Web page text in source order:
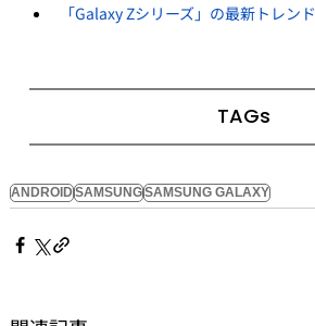
「Galaxy Zシリーズ」の最新トレンド
TAGs
ANDROIDSAMSUNGSAMSUNG GALAXY